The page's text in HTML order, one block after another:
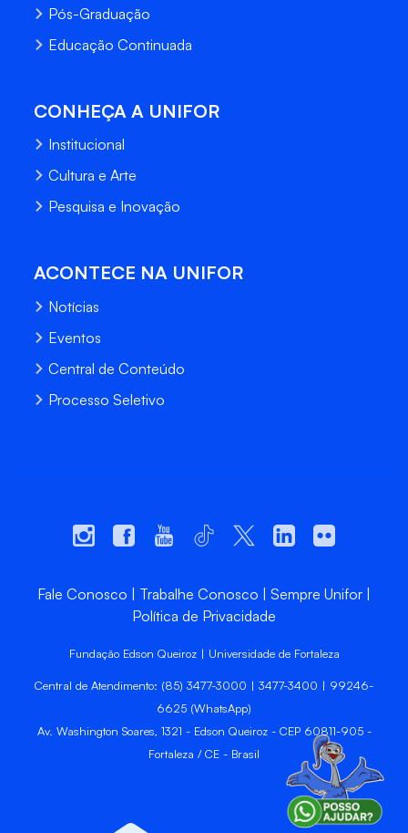
Pós-Graduação
Educação Continuada
CONHEÇA A UNIFOR
Institucional
Cultura e Arte
Pesquisa e Inovação
ACONTECE NA UNIFOR
Notícias
Eventos
Central de Conteúdo
Processo Seletivo
Fale Conosco Trabalhe Conosco
Sempre Unifor
Política de Privacidade
Fundação Edson Queiroz | Universidade de Fortaleza
Central de Atendimento: (85) 3477-3000 | 3477-3400 | 99246-
6625 (WhatsApp)
Av. Washington Soares, 1321 - Edson Queiroz - CEP 60811-905 -
Fortaleza / CE - Brasil